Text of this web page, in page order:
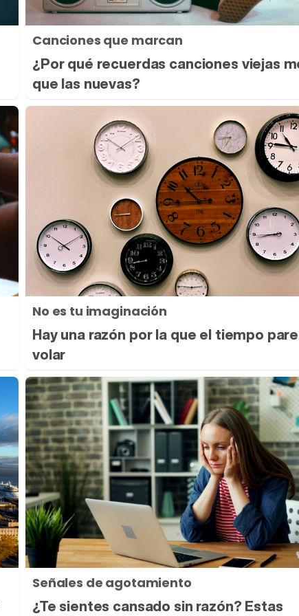
Canciones que marcan
¿Por qué recuerdas canciones viejas
que las nuevas?
No es tu imaginación
Hay una razón por la que el tiempo
volar
Señales de agotamiento
¿Te sientes cansado sin razón? Estas